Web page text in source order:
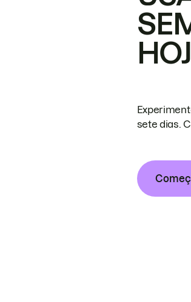
sete dias.